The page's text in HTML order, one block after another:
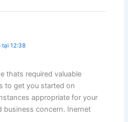
tại 12:38
thats required valuable
to get you started on
appropriate for your
business concern. Inernet